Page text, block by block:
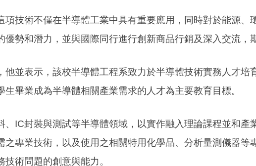
技術不僅在半導體工業中具有重要應用，同時對於能源、
勢和潛力，並與國際同行進行創新商品行銷及深入交流，
並表示，該校半導體工程系致力於半導體技術實務人才培
畢業成為半導體相關產業需求的人才為主要教育目標。
IC封裝與測試等半導體領域，以實作融入理論課程並和產
專業技術，以及使用之相關特用化學品、分析量測儀器
術問題的創意與能力。